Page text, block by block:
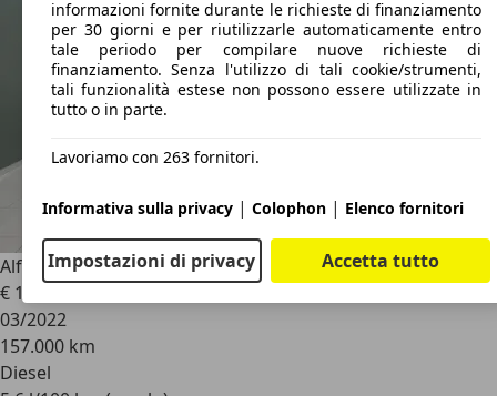
Alfa Romeo Stelvio2022 2.2 t Sprint Q4 190cv auto
€ 16.999
03/2022
157.000 km
Diesel
informazioni fornite durante le richieste di finanziamento
per 30 giorni e per riutilizzarle automaticamente entro
tale periodo per compilare nuove richieste di
finanziamento. Senza l'utilizzo di tali cookie/strumenti,
tali funzionalità estese non possono essere utilizzate in
tutto o in parte.
Lavoriamo con 263 fornitori.
Informativa sulla privacy | Colophon | Elenco fornitori
Impostazioni di privacy Accetta tutto